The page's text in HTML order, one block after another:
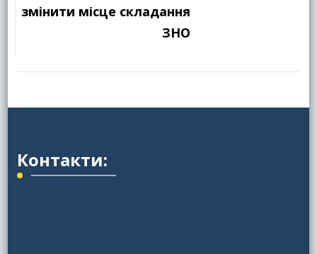
змінити місце складання
ЗНО
Контакти: